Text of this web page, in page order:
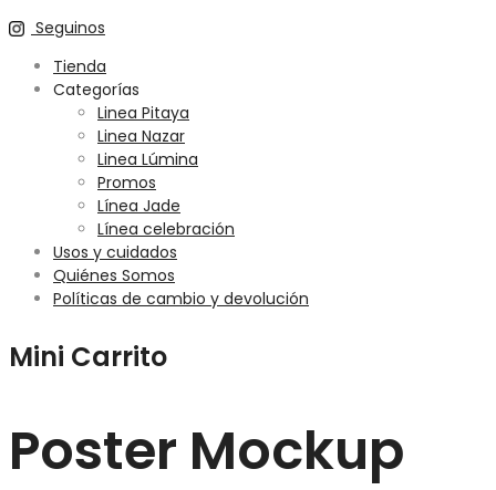
Seguinos
Tienda
Categorías
Linea Pitaya
Linea Nazar
Linea Lúmina
Promos
Línea Jade
Línea celebración
Usos y cuidados
Quiénes Somos
Políticas de cambio y devolución
Mini Carrito
Poster Mockup